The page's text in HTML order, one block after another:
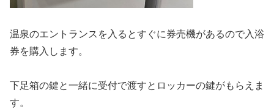
温泉のエントランスを入るとすぐに券売機があるので入浴
券を購入します。
下足箱の鍵と一緒に受付で渡すとロッカーの鍵がもらえま
す。